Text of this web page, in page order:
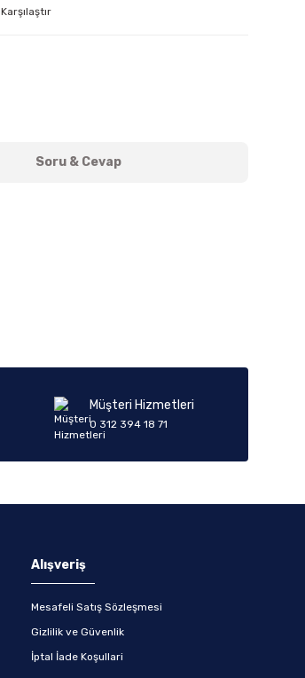
Karşılaştır
Soru & Cevap
Müşteri Hizmetleri
0 312 394 18 71
Alışveriş
Mesafeli Satış Sözleşmesi
Gizlilik ve Güvenlik
İptal İade Koşullari